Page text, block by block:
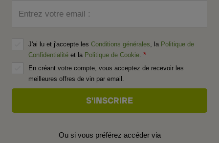
Entrez votre email :
J'ai lu et j'accepte les Conditions générales , la Politique de
Confidentialité et la Politique de Cookie
En créant votre compte, vous acceptez de recevoir les
meilleures offres de vin par email.
Ou si vous préférez accéder via